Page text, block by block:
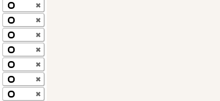
✖
✖
✖
✖
✖
✖
✖